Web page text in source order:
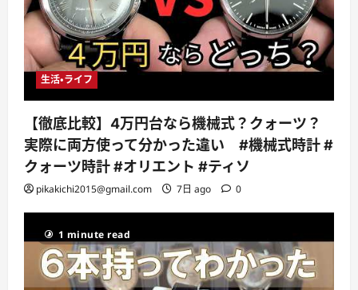
生活・ライフ
【徹底比較】4万円台なら機械式？クォーツ？
実際に両方使って分かった違い #機械式時計 #
クォーツ時計 #オリエント #ティソ
pikakichi2015@gmail.com 7日 ago 0
1 minute read